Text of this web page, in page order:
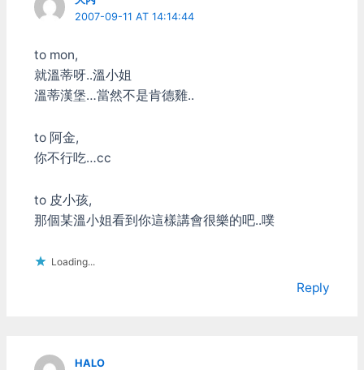
2007-09-11 AT 14:14:44
to mon,
就溫蒂呀..溫小姐
溫蒂漢堡…當然不是肯德雞..
to 阿金,
你不行吃…cc
to 皮小孩,
那個某溫小姐看到你這樣講會很樂的吧..噗
Loading...
Reply
HALO